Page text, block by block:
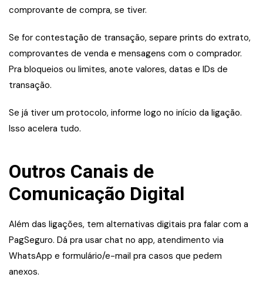
comprovante de compra, se tiver.
Se for contestação de transação, separe prints do extrato,
comprovantes de venda e mensagens com o comprador.
Pra bloqueios ou limites, anote valores, datas e IDs de
transação.
Se já tiver um protocolo, informe logo no início da ligação.
Isso acelera tudo.
Outros Canais de
Comunicação Digital
Além das ligações, tem alternativas digitais pra falar com a
PagSeguro. Dá pra usar chat no app, atendimento via
WhatsApp e formulário/e-mail pra casos que pedem
anexos.